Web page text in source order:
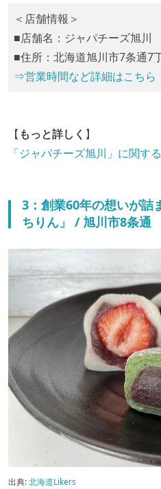
＜店舗情報＞
■店舗名：ジャパチーズ旭川
■住所：北海道旭川市7条通7
⇒営業時間など詳細はこちら
【 もっと詳しく 】
「ジャパチーズ旭川」に関す
3：創業60年の想いが詰
ちりん」 / 旭川市8条通
出典:北海道Likers